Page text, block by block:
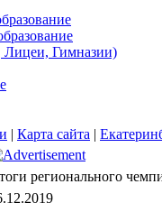
Гимназии)
| Карта сайта |
регионального